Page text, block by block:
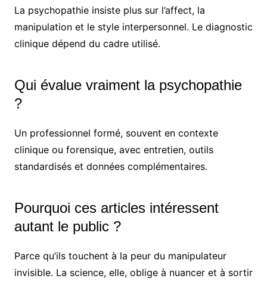
La psychopathie insiste plus sur l’affect, la
manipulation et le style interpersonnel. Le diagnostic
clinique dépend du cadre utilisé.
Qui évalue vraiment la psychopathie
?
Un professionnel formé, souvent en contexte
clinique ou forensique, avec entretien, outils
standardisés et données complémentaires.
Pourquoi ces articles intéressent
autant le public ?
Parce qu’ils touchent à la peur du manipulateur
invisible. La science, elle, oblige à nuancer et à sortir